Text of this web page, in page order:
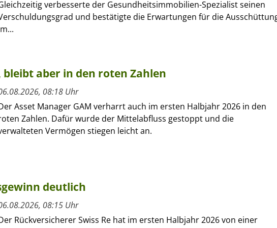
verbesserte der Gesundheitsimmobilien-Spezialist seinen
und bestätigte die Erwartungen für die
aber in den roten Zahlen
08:18 Uhr
Asset Manager GAM verharrt auch im ersten Halbjahr 2026 in den
Zahlen. Dafür wurde der Mittelabfluss gestoppt und die
Vermögen stiegen leicht an.
deutlich
08:15 Uhr
Rückversicherer Swiss Re hat im ersten Halbjahr 2026 von einer